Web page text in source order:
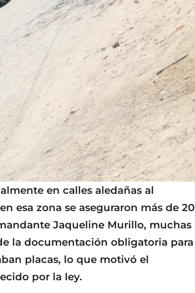
en calles aledañas al
esa zona se aseguraron más de 20
Jaqueline Murillo, muchas
la documentación obligatoria para
placas, lo que motivó el
por la ley.